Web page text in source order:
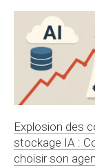
Explosion des
stockage IA :
choisir son